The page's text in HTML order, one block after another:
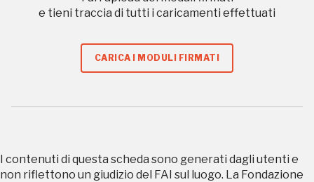
e tieni traccia di tutti i caricamenti effettuati
CARICA I MODULI FIRMATI
I contenuti di questa scheda sono generati dagli utenti e
non riflettono un giudizio del FAI sul luogo. La Fondazione
Tutto questo non